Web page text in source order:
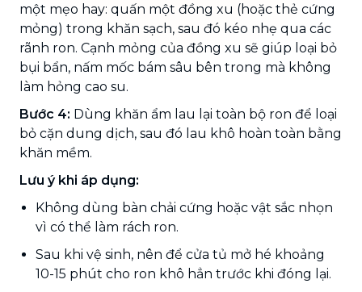
một mẹo hay: quấn một đồng xu (hoặc thẻ cứng
mỏng) trong khăn sạch, sau đó kéo nhẹ qua các
rãnh ron. Cạnh mỏng của đồng xu sẽ giúp loại bỏ
bụi bẩn, nấm mốc bám sâu bên trong mà không
làm hỏng cao su.
Bước 4: Dùng khăn ẩm lau lại toàn bộ ron để loại
bỏ cặn dung dịch, sau đó lau khô hoàn toàn bằng
khăn mềm.
Lưu ý khi áp dụng:
Không dùng bàn chải cứng hoặc vật sắc nhọn
vì có thể làm rách ron.
Sau khi vệ sinh, nên để cửa tủ mở hé khoảng
10-15 phút cho ron khô hẳn trước khi đóng lại.